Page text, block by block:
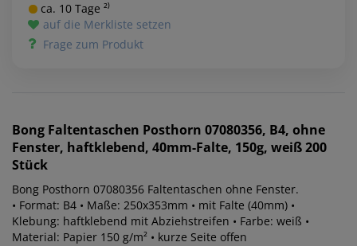
ca. 10 Tage ²⁾
auf die Merkliste setzen
Frage zum Produkt
Bong Faltentaschen Posthorn 07080356, B4, ohne
Fenster, haftklebend, 40mm-Falte, 150g, weiß 200
Stück
Bong Posthorn 07080356 Faltentaschen ohne Fenster.
• Format: B4 • Maße: 250x353mm • mit Falte (40mm) •
Klebung: haftklebend mit Abziehstreifen • Farbe: weiß •
Material: Papier 150 g/m² • kurze Seite offen